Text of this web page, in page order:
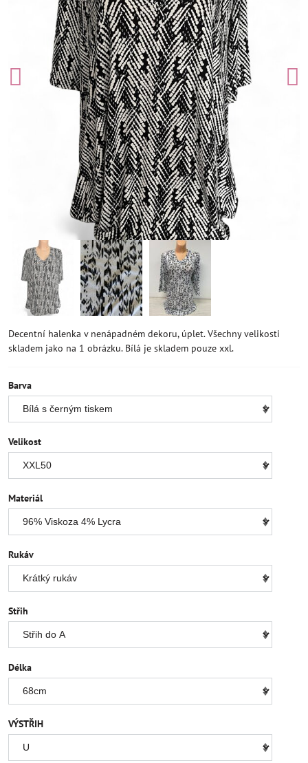
Decentní halenka v nenápadném dekoru, úplet. Všechny velikosti
skladem jako na 1 obrázku. Bílá je skladem pouze xxl.
Barva
Velikost
Materiál
Rukáv
Střih
Délka
VÝSTŘIH